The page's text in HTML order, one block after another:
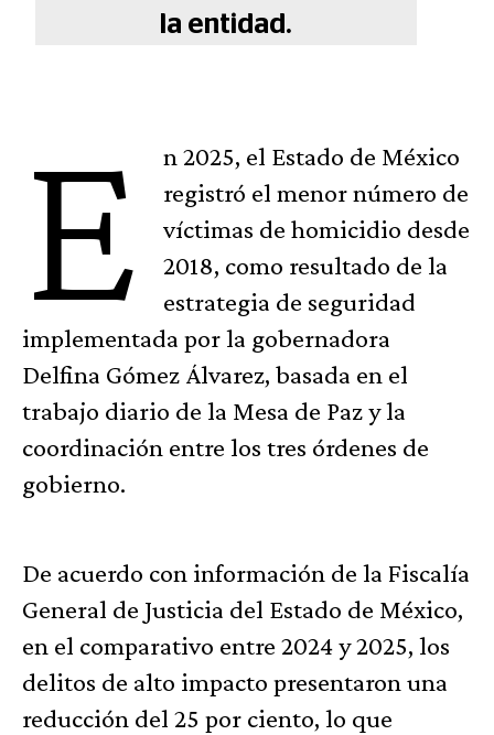
la entidad.
E
n 2025, el Estado de México
registró el menor número de
víctimas de homicidio desde
2018, como resultado de la
estrategia de seguridad
implementada por la gobernadora
Delfina Gómez Álvarez, basada en el
trabajo diario de la Mesa de Paz y la
coordinación entre los tres órdenes de
gobierno.
De acuerdo con información de la Fiscalía
General de Justicia del Estado de México,
en el comparativo entre 2024 y 2025, los
delitos de alto impacto presentaron una
reducción del 25 por ciento, lo que